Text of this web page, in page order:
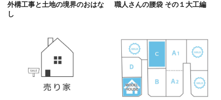
外構工事と土地の境界のおはな
し
職人さんの腰袋 その１大工編